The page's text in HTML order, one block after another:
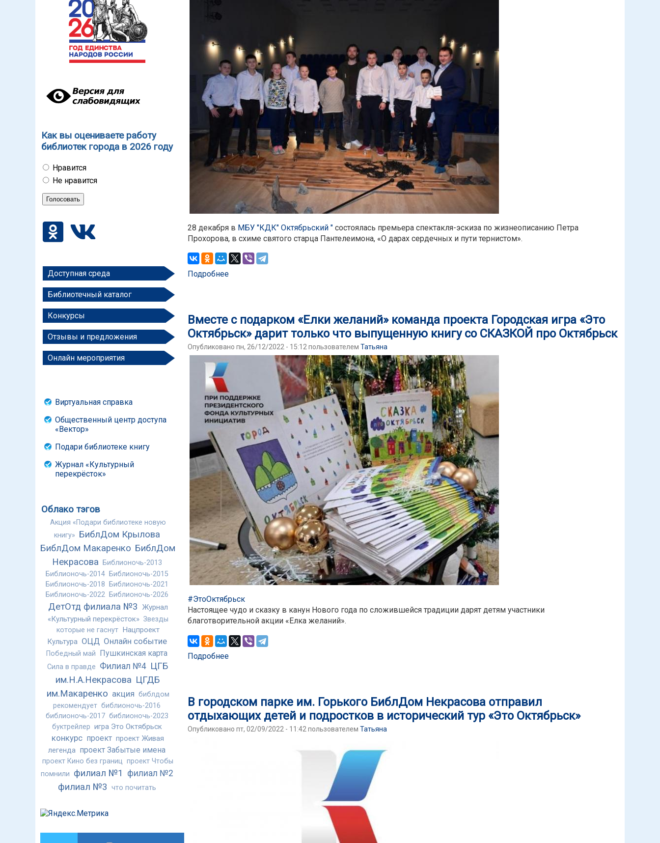
Как вы оцениваете работу
библиотек города в 2026 году
Нравится
Не нравится
Доступная среда
Библиотечный каталог
Конкурсы
Отзывы и предложения
Онлайн мероприятия
Виртуальная справка
Общественный центр доступа
«Вектор»
Подари библиотеке книгу
Журнал «Культурный
перекрёсток»
Облако тэгов
Акция «Подари библиотеке новую
книгу» БиблДом Крылова
БиблДом Макаренко БиблДом
Некрасова
Библионочь-2013
Библионочь-2014
Библионочь-2015
Библионочь-2018
Библионочь-2021
Библионочь-2022
Библионочь-2026
ДетОтд филиала №3
Журнал
«Культурный перекрёсток» Звезды
которые не гаснут Нацпроект
Культура ОЦД Онлайн событие
Победный май Пушкинская карта
Сила в правде Филиал №4 ЦГБ
им.Н.А.Некрасова ЦГДБ
им.Макаренко акция библдом
рекомендует библионочь-2016
библионочь-2017 библионочь-2023
буктрейлер игра Это Октябрьск
конкурс проект проект Живая
легенда проект Забытые имена
проект Кино без границ проект Чтобы
помнили филиал №1 филиал №2
филиал №3 что почитать
28 декабря в МБУ "КДК" Октябрьский " состоялась премьера спектакля-эскиза по жизнеописанию Петра
Прохорова, в схиме святого старца Пантелеимона, «О дарах сердечных и пути тернистом».
Подробнее
Вместе с подарком «Елки желаний» команда проекта Городская игра «Это
Октябрьск» дарит только что выпущенную книгу со СКАЗКОЙ про Октябрьск
Опубликовано пн, 26/12/2022 - 15:12 пользователем Татьяна
#ЭтоОктябрьск
Настоящее чудо и сказку в канун Нового года по сложившейся традиции дарят детям участники
благотворительной акции «Елка желаний».
Подробнее
В городском парке им. Горького БиблДом Некрасова отправил
отдыхающих детей и подростков в исторический тур «Это Октябрьск»
Опубликовано пт, 02/09/2022 - 11:42 пользователем Татьяна